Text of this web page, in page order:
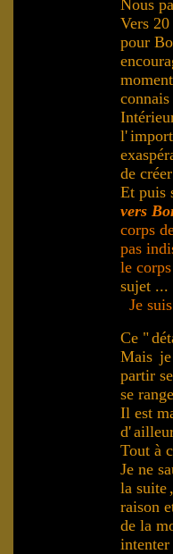
Nous
Vers 20
pour
connais
l'
de
Et puis
vers
corps
pas
le
sujet ...
Je
Ce "
Mais
partir
se
Il est
d'
Tout à
Je ne
la suite
raison
de la